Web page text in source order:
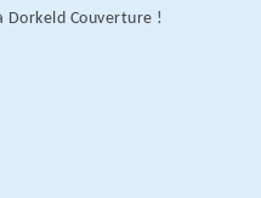
Dorkeld Couverture !